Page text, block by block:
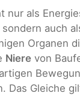
nur als
auch
Organen
Niere von
Das Gleiche